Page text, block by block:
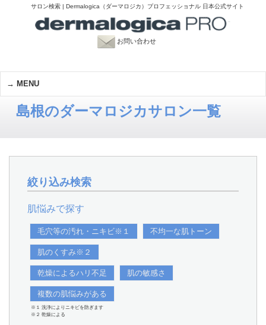
サロン検索 | Dermalogica（ダーマロジカ）プロフェッショナル 日本公式サイト
お問い合わせ
MENU
島根のダーマロジカサロン一覧
絞り込み検索
肌悩みで探す
毛穴等の汚れ・ニキビ※１ 不均一な肌トーン
肌のくすみ※２
乾燥によるハリ不足 肌の敏感さ
複数の肌悩みがある
※１ 洗浄によりニキビを防ぎます
※２ 乾燥による